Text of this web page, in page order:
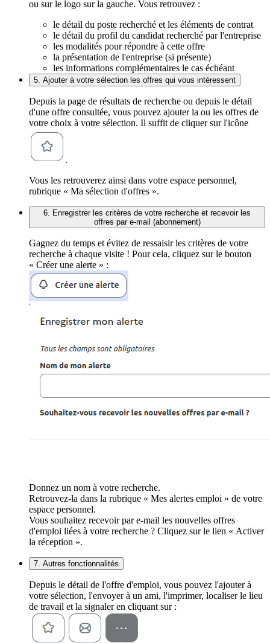
ou sur le logo sur la gauche. Vous retrouvez :
le détail du poste recherché et les éléments de contrat
le détail du profil du candidat recherché par l'entreprise
les modalités pour répondre à cette offre
la présentation de l'entreprise (si présente)
les informations complémentaires le cas échéant
5. Ajouter à votre sélection les offres qui vous intéressent
Depuis la page de résultats de recherche ou depuis le détail
d'une offre consultée, vous pouvez ajouter la ou les offres de
votre choix à votre sélection. Il suffit de cliquer sur l'icône
.
Vous les retrouverez ainsi dans votre espace personnel,
rubrique « Ma sélection d'offres ».
6. Enregistrer les critères de votre recherche et recevoir les
offres par e-mail (abonnement)
Gagnez du temps et évitez de ressaisir les critères de votre
recherche à chaque visite ! Pour cela, cliquez sur le bouton
« Créer une alerte » :
Donnez un nom à votre recherche.
Retrouvez-la dans la rubrique « Mes alertes emploi » de votre
espace personnel.
Vous souhaitez recevoir par e-mail les nouvelles offres
d'emploi liées à votre recherche ? Cliquez sur le lien « Activer
la réception ».
7. Autres fonctionnalités
Depuis le détail de l'offre d'emploi, vous pouvez l'ajouter à
votre sélection, l'envoyer à un ami, l'imprimer, localiser le lieu
de travail et la signaler en cliquant sur :